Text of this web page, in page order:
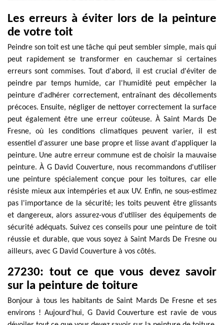
Les erreurs à éviter lors de la peinture
de votre toit
Peindre son toit est une tâche qui peut sembler simple, mais qui
peut rapidement se transformer en cauchemar si certaines
erreurs sont commises. Tout d'abord, il est crucial d'éviter de
peindre par temps humide, car l'humidité peut empêcher la
peinture d'adhérer correctement, entraînant des décollements
précoces. Ensuite, négliger de nettoyer correctement la surface
peut également être une erreur coûteuse. À Saint Mards De
Fresne, où les conditions climatiques peuvent varier, il est
essentiel d'assurer une base propre et lisse avant d'appliquer la
peinture. Une autre erreur commune est de choisir la mauvaise
peinture. À G David Couverture, nous recommandons d'utiliser
une peinture spécialement conçue pour les toitures, car elle
résiste mieux aux intempéries et aux UV. Enfin, ne sous-estimez
pas l'importance de la sécurité; les toits peuvent être glissants
et dangereux, alors assurez-vous d'utiliser des équipements de
sécurité adéquats. Suivez ces conseils pour une peinture de toit
réussie et durable, que vous soyez à Saint Mards De Fresne ou
ailleurs, avec G David Couverture à vos côtés.
27230: tout ce que vous devez savoir
sur la peinture de toiture
Bonjour à tous les habitants de Saint Mards De Fresne et ses
environs ! Aujourd'hui, G David Couverture est ravie de vous